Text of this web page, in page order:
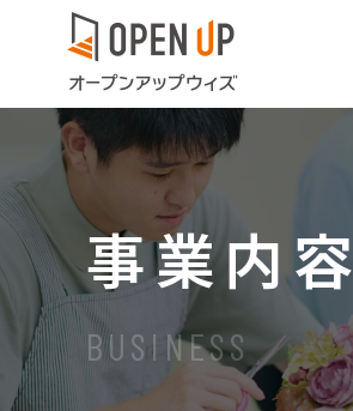
事業内容
BUSINESS